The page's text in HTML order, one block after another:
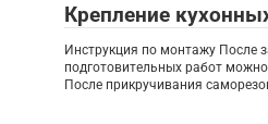
Крепление
Инструкция по монтажу После
подготовительных работ
После прикручивания